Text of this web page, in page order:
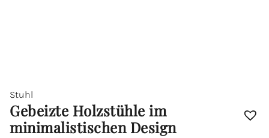
Stuhl
Gebeizte Holzstühle im
minimalistischen Design